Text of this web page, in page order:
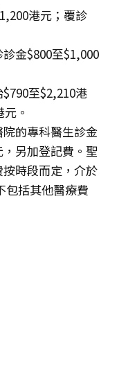
港元；覆診
金$800至$1,000
至$2,210港
。
的專科醫生診金
另加登記費。聖
時段而定，介於
包括其他醫療費